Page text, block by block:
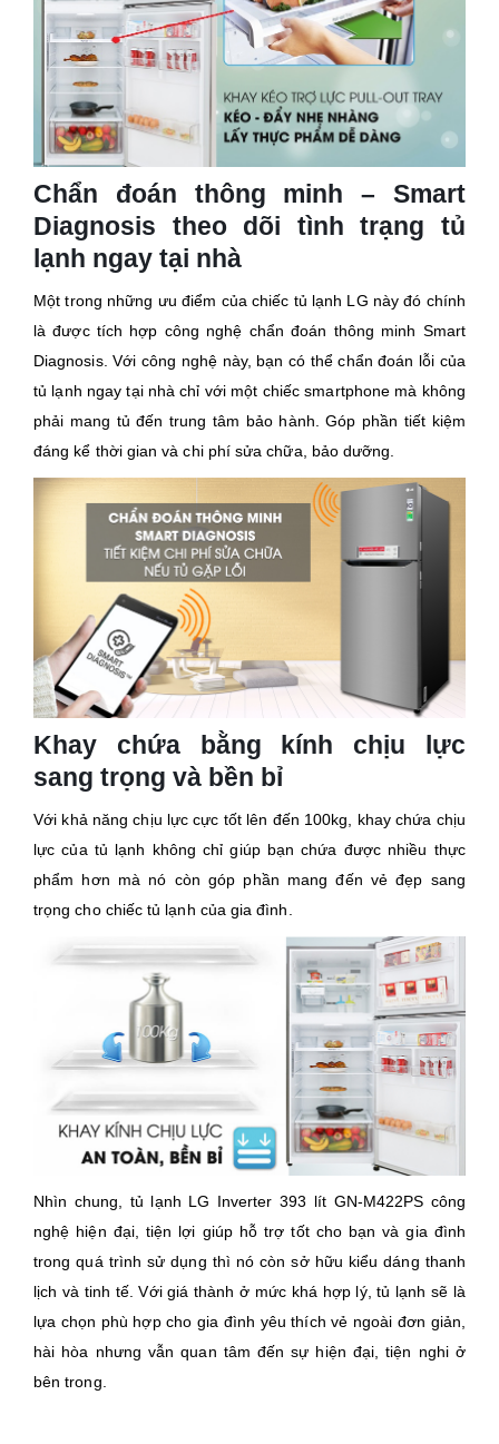
Chẩn đoán thông minh – Smart
Diagnosis theo dõi tình trạng tủ
lạnh ngay tại nhà
Một trong những ưu điểm của chiếc tủ lạnh LG này đó chính
là được tích hợp công nghệ chẩn đoán thông minh Smart
Diagnosis. Với công nghệ này, bạn có thể chẩn đoán lỗi của
tủ lạnh ngay tại nhà chỉ với một chiếc smartphone mà không
phải mang tủ đến trung tâm bảo hành. Góp phần tiết kiệm
đáng kể thời gian và chi phí sửa chữa, bảo dưỡng.
Khay chứa bằng kính chịu lực
sang trọng và bền bỉ
Với khả năng chịu lực cực tốt lên đến 100kg, khay chứa chịu
lực của tủ lạnh không chỉ giúp bạn chứa được nhiều thực
phẩm hơn mà nó còn góp phần mang đến vẻ đẹp sang
trọng cho chiếc tủ lạnh của gia đình.
Nhìn chung, tủ lạnh LG Inverter 393 lít GN-M422PS công
nghệ hiện đại, tiện lợi giúp hỗ trợ tốt cho bạn và gia đình
trong quá trình sử dụng thì nó còn sở hữu kiểu dáng thanh
lịch và tinh tế. Với giá thành ở mức khá hợp lý, tủ lạnh sẽ là
lựa chọn phù hợp cho gia đình yêu thích vẻ ngoài đơn giản,
hài hòa nhưng vẫn quan tâm đến sự hiện đại, tiện nghi ở
bên trong.